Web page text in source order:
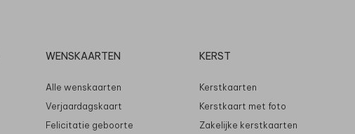
WENSKAARTEN
Alle wenskaarten
Verjaardagskaart
Felicitatie geboorte
KERST
Kerstkaarten
Kerstkaart met foto
Zakelijke kerstkaarten